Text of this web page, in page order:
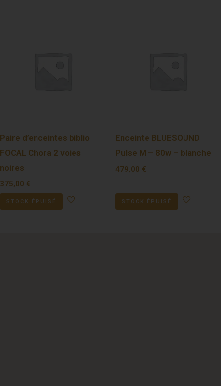
Paire d’enceintes biblio
FOCAL Chora 2 voies
noires
375,00 €
STOCK ÉPUISÉ
Enceinte BLUESOUND
Pulse M – 80w – blanche
479,00 €
STOCK ÉPUISÉ